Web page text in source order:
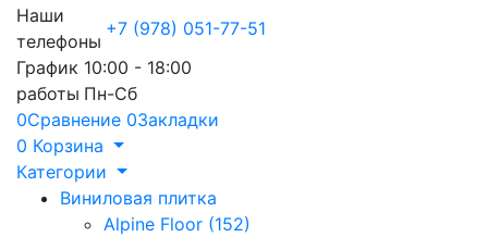
Toggle mobile menu
Наши
телефоны
+7 (978) 051-77-51
График
работы
10:00 - 18:00
Пн-Сб
0Сравнение 0Закладки
0 Корзина
Категории
Виниловая плитка
Alpine Floor (152)